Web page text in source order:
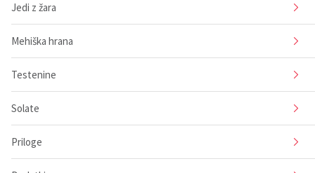
Jedi z žara
Mehiška hrana
Testenine
Solate
Priloge